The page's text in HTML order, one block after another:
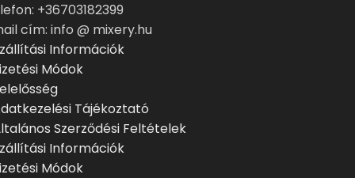
+36703182399
cím: info @ mixery.hu
Információk
Módok
Tájékoztató
Szerződési Feltételek
Információk
Módok